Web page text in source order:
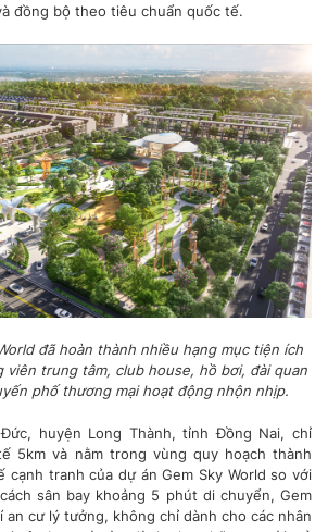
đồng bộ theo tiêu chuẩn quốc tế.
đã hoàn thành nhiều hạng mục tiện ích
viên trung tâm, club house, hồ bơi, đài quan
phố thương mại hoạt động nhộn nhịp.
huyện Long Thành, tỉnh Đồng Nai, chỉ
5km và nằm trong vùng quy hoạch thành
cạnh tranh của dự án Gem Sky World so với
sân bay khoảng 5 phút di chuyển, Gem
an cư lý tưởng, không chỉ dành cho các nhân